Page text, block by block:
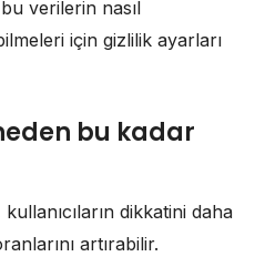
verilerin nasıl
için gizlilik ayarları
bu kadar
dikkatini daha
artırabilir.